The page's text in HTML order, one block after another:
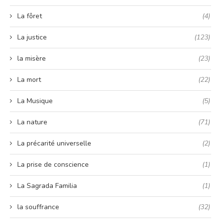
La fôret (4)
La justice (123)
la misère (23)
La mort (22)
La Musique (5)
La nature (71)
La précarité universelle (2)
La prise de conscience (1)
La Sagrada Familia (1)
la souffrance (32)